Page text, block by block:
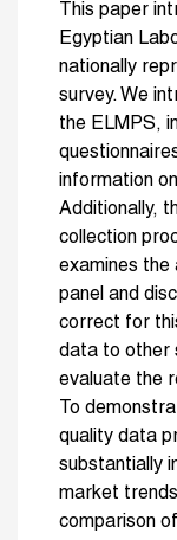
This paper
Egyptian
nationally
survey. We
the ELMPS,
information
Additionally,
collection
examines the
panel and
correct for
data to other
evaluate the
To
quality data
substantially
market
comparison